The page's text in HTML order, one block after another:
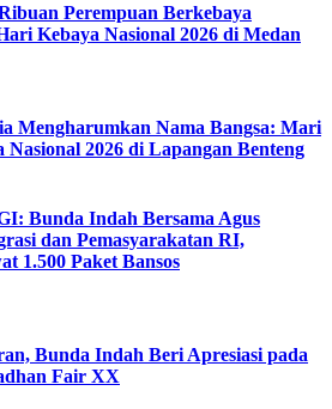
Perempuan Berkebaya
Kebaya Nasional 2026 di Medan
Mengharumkan Nama Bangsa: Mari
2026 di Lapangan Benteng
Bunda Indah Bersama Agus
dan Pemasyarakatan RI,
1.500 Paket Bansos
Bunda Indah Beri Apresiasi pada
Fair XX